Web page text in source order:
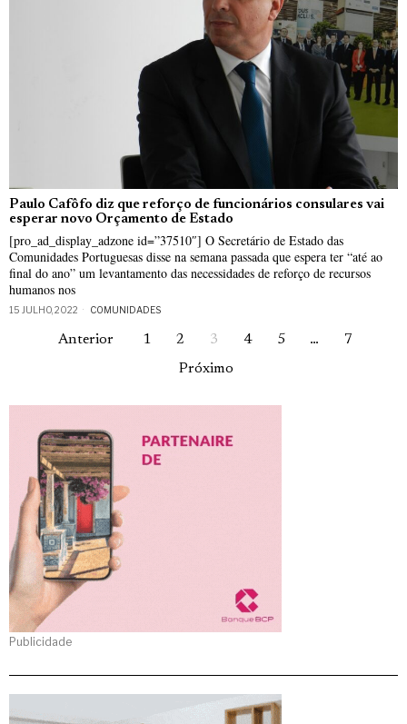
Paulo Cafôfo diz que reforço de funcionários consulares vai
esperar novo Orçamento de Estado
[pro_ad_display_adzone id=”37510″] O Secretário de Estado das
Comunidades Portuguesas disse na semana passada que espera ter “até ao
final do ano” um levantamento das necessidades de reforço de recursos
humanos nos
15 JULHO, 2022 COMUNIDADES
Anterior 1 2 3 4 5 …
7
Próximo
Publicidade